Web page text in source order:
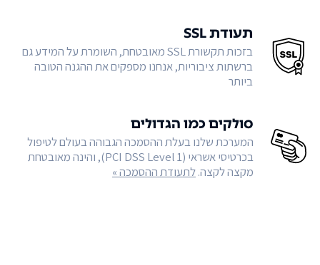
תעודת SSL
בזכות תקשורת SSL מאובטחת, השומרת על המידע גם
ברשתות ציבוריות, אנחנו מספקים את ההגנה הטובה
ביותר
סולקים כמו הגדולים
המערכת שלנו בעלת ההסמכה הגבוהה בעולם לטיפול
בכרטיסי אשראי (PCI DSS Level 1), והינה מאובטחת
מקצה לקצה.לתעודת ההסמכה »